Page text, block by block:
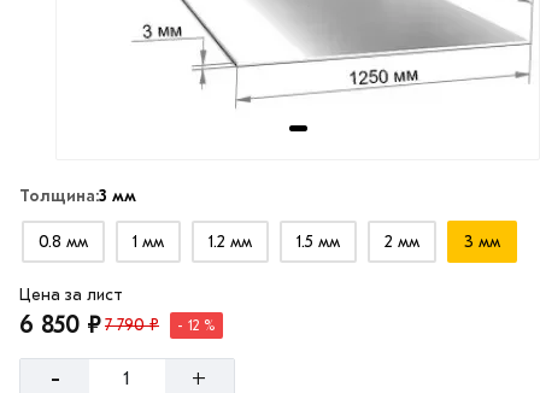
Толщина:3 мм
0.8 мм 1 мм 1.2 мм 1.5 мм 2 мм 3 мм
Цена за лист
6 850 ₽7 790 ₽ - 12 %
- +